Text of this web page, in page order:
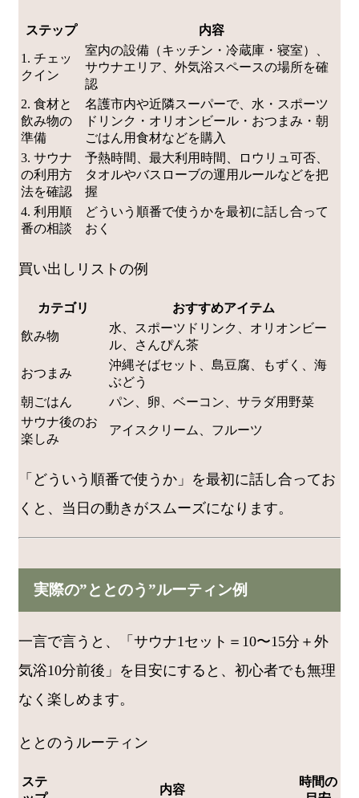
ステップ 内容
1. チェッ
クイン
室内の設備（キッチン・冷蔵庫・寝室）、
サウナエリア、外気浴スペースの場所を確
認
2. 食材と
飲み物の
準備
名護市内や近隣スーパーで、水・スポーツ
ドリンク・オリオンビール・おつまみ・朝
ごはん用食材などを購入
3. サウナ
の利用方
法を確認
予熱時間、最大利用時間、ロウリュ可否、
タオルやバスローブの運用ルールなどを把
握
4. 利用順
番の相談
どういう順番で使うかを最初に話し合って
おく
買い出しリストの例
カテゴリ おすすめアイテム
飲み物
水、スポーツドリンク、オリオンビー
ル、さんぴん茶
おつまみ
沖縄そばセット、島豆腐、もずく、海
ぶどう
朝ごはん
パン、卵、ベーコン、サラダ用野菜
サウナ後のお
楽しみ
アイスクリーム、フルーツ
「どういう順番で使うか」を最初に話し合ってお
くと、当日の動きがスムーズになります。
実際の”ととのう”ルーティン例
一言で言うと、「サウナ1セット＝10〜15分＋外
気浴10分前後」を目安にすると、初心者でも無理
なく楽しめます。
ととのうルーティン
ステ
内容
時間の